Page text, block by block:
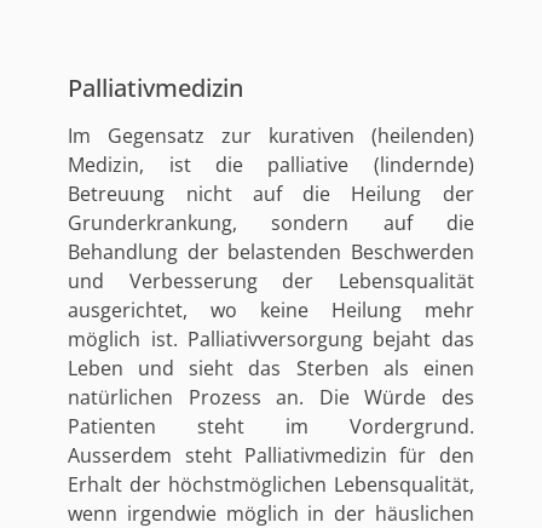
Palliativmedizin
Im Gegensatz zur kurativen (heilenden)
Medizin, ist die palliative (lindernde)
Betreuung nicht auf die Heilung der
Grunderkrankung, sondern auf die
Behandlung der belastenden Beschwerden
und Verbesserung der Lebensqualität
ausgerichtet, wo keine Heilung mehr
möglich ist. Palliativversorgung bejaht das
Leben und sieht das Sterben als einen
natürlichen Prozess an. Die Würde des
Patienten steht im Vordergrund.
Ausserdem steht Palliativmedizin für den
Erhalt der höchstmöglichen Lebensqualität,
wenn irgendwie möglich in der häuslichen